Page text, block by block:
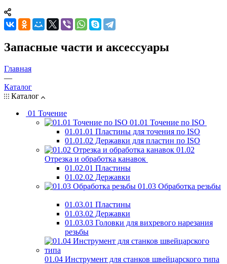
Запасные части и аксессуары
Главная
—
Каталог
Каталог
01 Точение
01.01 Точение по ISO
01.01.01 Пластины для точения по ISO
01.01.02 Державки для пластин по ISO
01.02
Отрезка и обработка канавок
01.02.01 Пластины
01.02.02 Державки
01.03 Обработка резьбы
01.03.01 Пластины
01.03.02 Державки
01.03.03 Головки для вихревого нарезания
резьбы
01.04 Инструмент для станков швейцарского типа